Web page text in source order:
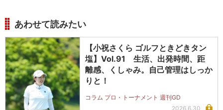
あわせて読みたい
【小祝さくら ゴルフときどきタン
塩】Vol.91 生活、出発時間、距
離感、くしゃみ。自己管理はしっか
りと！
コラム プロ・トーナメント 週刊GD
2026.6.30